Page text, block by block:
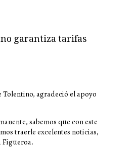
garantiza tarifas
agradeció el apoyo
sabemos que con este
traerle excelentes noticias,
Figueroa.